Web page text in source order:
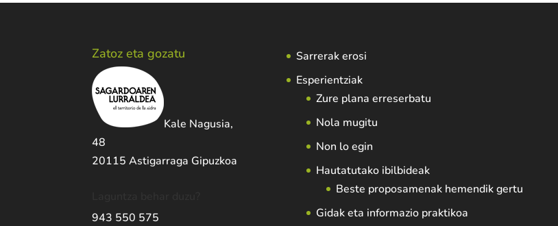
Zatoz eta gozatu
Kale Nagusia,
48
20115 Astigarraga Gipuzkoa
943 550 575
Sarrerak erosi
Esperientziak
Zure plana erreserbatu
Nola mugitu
Non lo egin
Hautatutako ibilbideak
Beste proposamenak hemendik gertu
Gidak eta informazio praktikoa